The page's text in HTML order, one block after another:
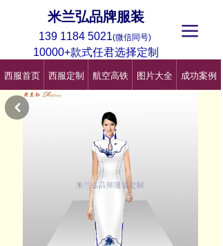
米兰弘品牌服装
西服首页 西服定制 航空高铁 图片大全 成功案例
끀
139 1184 5021(微信同号)
10000+款式任君选择定制
낒